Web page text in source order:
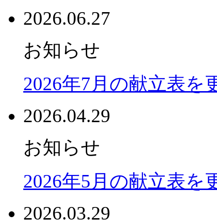
2026.06.27
お知らせ
2026年7月の献立表を
2026.04.29
お知らせ
2026年5月の献立表を
2026.03.29